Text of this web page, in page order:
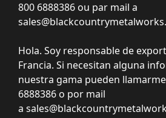
800 6888386 ou par mail a
Hola. Soy responsable de
Francia. Si necesitan alguna
nuestra gama pueden
6888386 o por mail
a